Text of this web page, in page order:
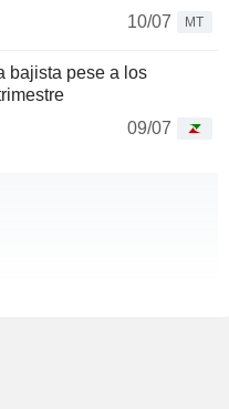
10/07
MT
bajista pese a los
09/07